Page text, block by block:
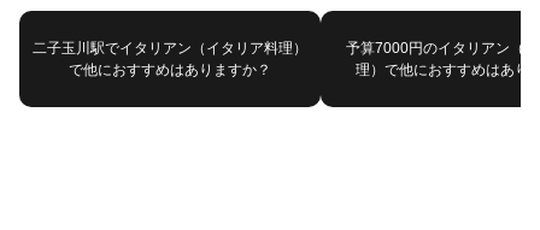
二子玉川駅でイタリアン（イタリア料理）
で他におすすめはありますか？
予算7000円のイタリアン（
理）で他におすすめはあり